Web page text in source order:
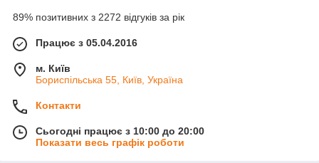
89% позитивних з 2272 відгуків за рік
Працює з 05.04.2016
м. Київ
Бориспільська 55, Київ, Україна
Контакти
Сьогодні працює з 10:00 до 20:00
Показати весь графік роботи